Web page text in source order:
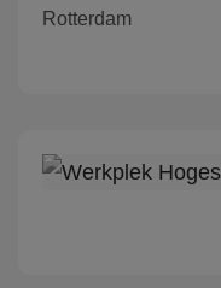
Rotterdam